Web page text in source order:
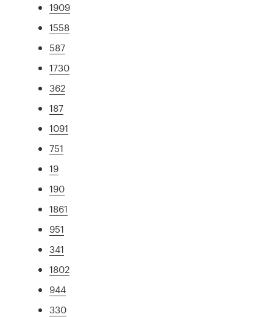
1909
1558
587
1730
362
187
1091
751
19
190
1861
951
341
1802
944
330